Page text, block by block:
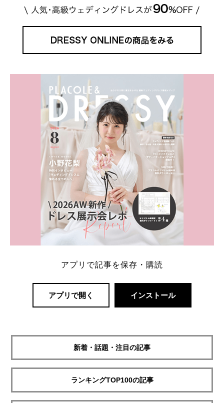
アプリで記事を保存・購読
アプリで開く インストール
新着・話題・注目の記事
ランキングTOP100の記事